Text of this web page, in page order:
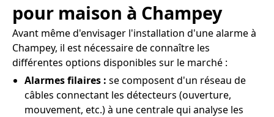
pour maison à Champey
Avant même d'envisager l'installation d'une alarme à
Champey, il est nécessaire de connaître les
différentes options disponibles sur le marché :
Alarmes filaires : se composent d'un réseau de
câbles connectant les détecteurs (ouverture,
mouvement, etc.) à une centrale qui analyse les